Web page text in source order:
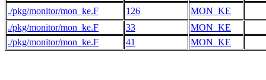
./pkg/monitor/mon_ke.F
126
MON_KE
./pkg/monitor/mon_ke.F
33
MON_KE
./pkg/monitor/mon_ke.F
41 MON_KE